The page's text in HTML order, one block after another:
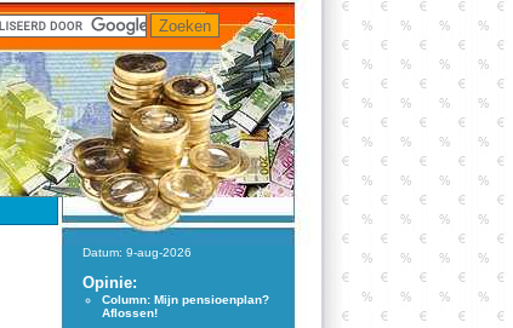
Datum: 9-aug-2026
Opinie:
Column: Mijn pensioenplan?
Aflossen!